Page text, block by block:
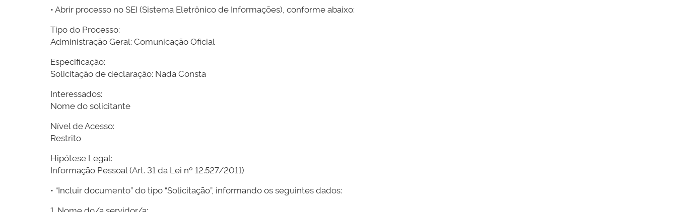
• Abrir processo no SEI (Sistema Eletrônico de Informações), conforme abaixo:
Tipo do Processo:
Administração Geral: Comunicação Oficial
Especificação:
Solicitação de declaração: Nada Consta
Interessados:
Nome do solicitante
Nível de Acesso:
Restrito
Hipótese Legal:
Informação Pessoal (Art. 31 da Lei nº 12.527/2011)
• “Incluir documento” do tipo “Solicitação”, informando os seguintes dados: